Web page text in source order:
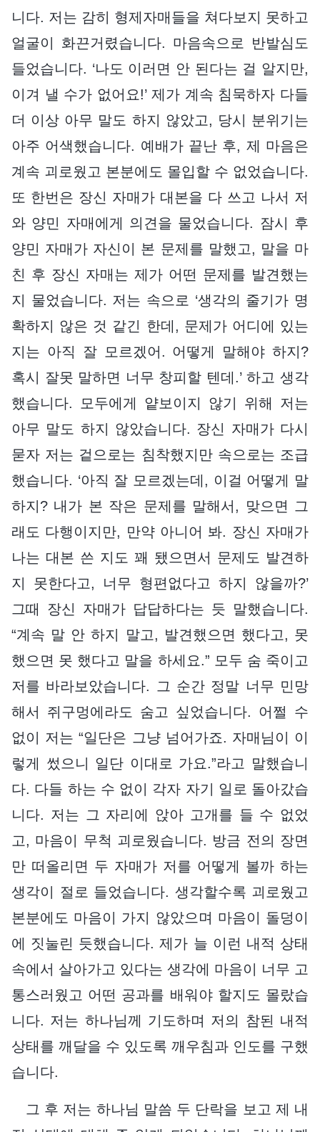
니다. 저는 감히 형제자매들을 쳐다보지 못하고
얼굴이 화끈거렸습니다. 마음속으로 반발심도
들었습니다. ‘나도 이러면 안 된다는 걸 알지만,
이겨 낼 수가 없어요!’ 제가 계속 침묵하자 다들
더 이상 아무 말도 하지 않았고, 당시 분위기는
아주 어색했습니다. 예배가 끝난 후, 제 마음은
계속 괴로웠고 본분에도 몰입할 수 없었습니다.
또 한번은 장신 자매가 대본을 다 쓰고 나서 저
와 양민 자매에게 의견을 물었습니다. 잠시 후
양민 자매가 자신이 본 문제를 말했고, 말을 마
친 후 장신 자매는 제가 어떤 문제를 발견했는
지 물었습니다. 저는 속으로 ‘생각의 줄기가 명
확하지 않은 것 같긴 한데, 문제가 어디에 있는
지는 아직 잘 모르겠어. 어떻게 말해야 하지?
혹시 잘못 말하면 너무 창피할 텐데.’ 하고 생각
했습니다. 모두에게 얕보이지 않기 위해 저는
아무 말도 하지 않았습니다. 장신 자매가 다시
묻자 저는 겉으로는 침착했지만 속으로는 조급
했습니다. ‘아직 잘 모르겠는데, 이걸 어떻게 말
하지? 내가 본 작은 문제를 말해서, 맞으면 그
래도 다행이지만, 만약 아니어 봐. 장신 자매가
나는 대본 쓴 지도 꽤 됐으면서 문제도 발견하
지 못한다고, 너무 형편없다고 하지 않을까?’
그때 장신 자매가 답답하다는 듯 말했습니다.
“계속 말 안 하지 말고, 발견했으면 했다고, 못
했으면 못 했다고 말을 하세요.” 모두 숨 죽이고
저를 바라보았습니다. 그 순간 정말 너무 민망
해서 쥐구멍에라도 숨고 싶었습니다. 어쩔 수
없이 저는 “일단은 그냥 넘어가죠. 자매님이 이
렇게 썼으니 일단 이대로 가요.”라고 말했습니
다. 다들 하는 수 없이 각자 자기 일로 돌아갔습
니다. 저는 그 자리에 앉아 고개를 들 수 없었
고, 마음이 무척 괴로웠습니다. 방금 전의 장면
만 떠올리면 두 자매가 저를 어떻게 볼까 하는
생각이 절로 들었습니다. 생각할수록 괴로웠고
본분에도 마음이 가지 않았으며 마음이 돌덩이
에 짓눌린 듯했습니다. 제가 늘 이런 내적 상태
속에서 살아가고 있다는 생각에 마음이 너무 고
통스러웠고 어떤 공과를 배워야 할지도 몰랐습
니다. 저는 하나님께 기도하며 저의 참된 내적
상태를 깨달을 수 있도록 깨우침과 인도를 구했
습니다.
그 후 저는 하나님 말씀 두 단락을 보고 제 내